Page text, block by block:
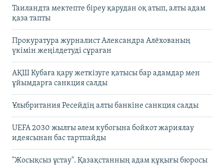
Таиландта мектепте біреу қарудан оқ атып, алты адам
қаза тапты
Прокуратура журналист Александра Алёхованың
үкімін жеңілдетуді сұраған
АҚШ Кубаға қару жеткізуге қатысы бар адамдар мен
ұйымдарға санкция салды
Ұлыбритания Ресейдің алты банкіне санкция салды
UEFA 2030 жылғы әлем кубогына бойкот жариялау
идеясынан бас тартпайды
"Жосықсыз ұстау". Қазақстанның адам құқығы бюросы